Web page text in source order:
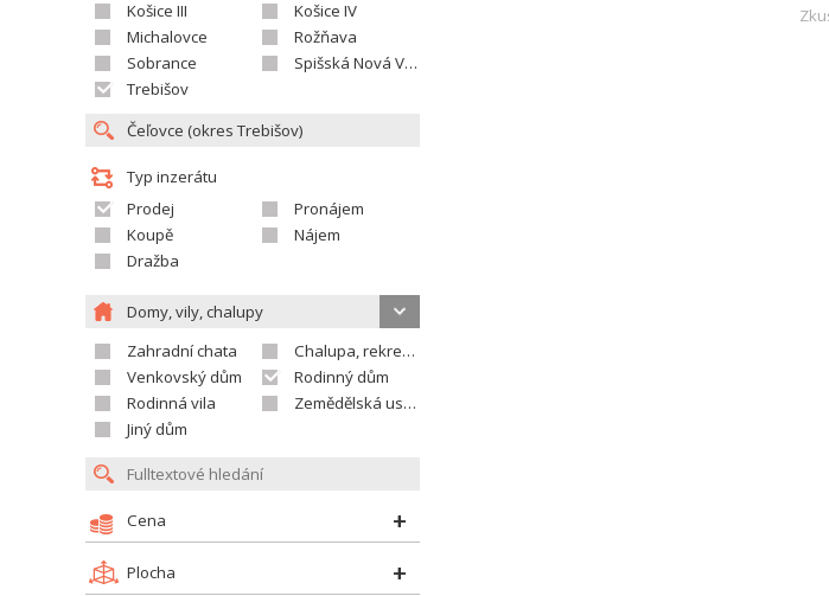
Košice III
Košice IV
Michalovce
Rožňava
Sobrance
Spišská Nová Ves
Trebišov
Typ inzerátu
Prodej
Pronájem
Koupě
Nájem
Dražba
Domy, vily, chalupy
Zahradní chata
Chalupa, rekreační domek
Venkovský dům
Rodinný dům
Rodinná vila
Zemědělská usedlost
Jiný dům
Cena
Plocha